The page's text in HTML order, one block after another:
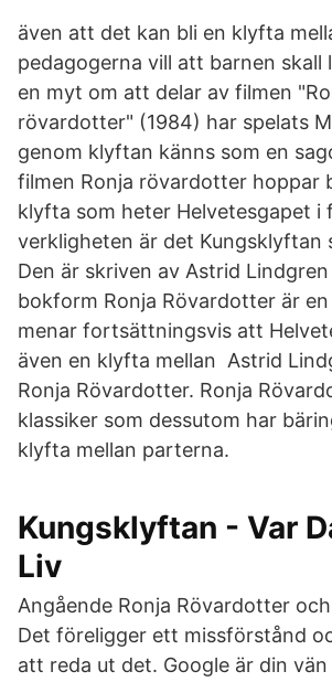
även att det kan bli en klyfta
pedagogerna vill att barnen skall
en myt om att delar av filmen
rövardotter" (1984) har spelats
genom klyftan känns som en
filmen Ronja rövardotter hoppar
klyfta som heter Helvetesgapet i
verkligheten är det Kungsklyftan
Den är skriven av Astrid
bokform Ronja Rövardotter är
menar fortsättningsvis att
även en klyfta mellan Astrid
Ronja Rövardotter. Ronja
klassiker som dessutom har
klyfta mellan parterna.
Kungsklyftan - Var
Liv
Angående Ronja Rövardotter
Det föreligger ett missförstånd
att reda ut det. Google är din